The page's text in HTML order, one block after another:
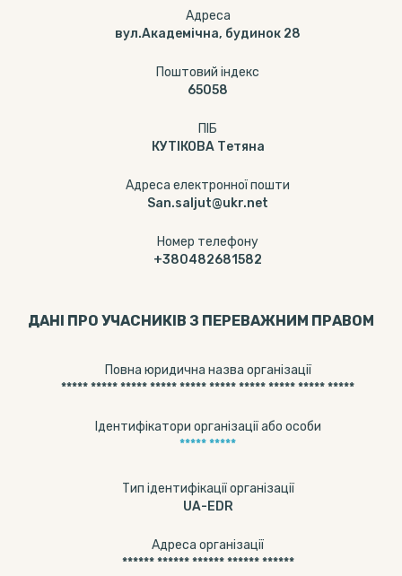
Адреса
вул.Академічна, будинок 28
Поштовий індекс
65058
ПІБ
КУТІКОВА Тетяна
Адреса електронної пошти
San.saljut@ukr.net
Номер телефону
+380482681582
ДАНІ ПРО УЧАСНИКІВ З ПЕРЕВАЖНИМ ПРАВОМ
Повна юридична назва організації
***** ***** ***** ***** ***** ***** ***** ***** ***** *****
Ідентифікатори організації або особи
***** *****
Тип ідентифікації організації
UA-EDR
Адреса організації
****** ****** ****** ****** ******